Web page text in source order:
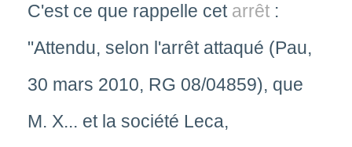
C'est ce que rappelle cet arrêt:
"Attendu, selon l'arrêt attaqué (Pau,
30 mars 2010, RG 08/04859), que
M. X... et la société Leca,